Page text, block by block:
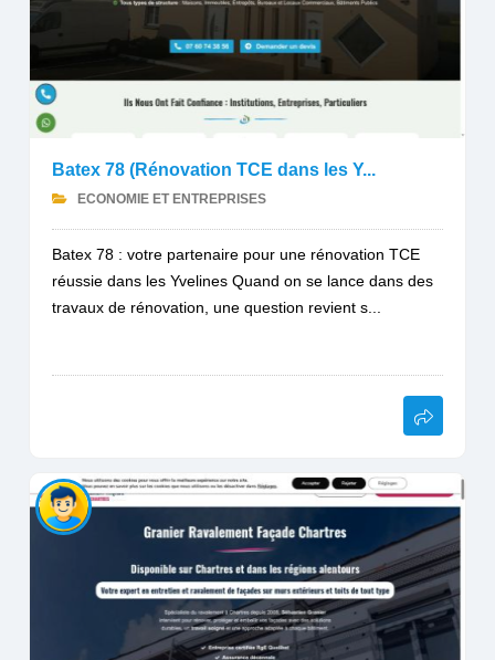
Batex 78 (Rénovation TCE dans les Y...
ECONOMIE ET ENTREPRISES
Batex 78 : votre partenaire pour une rénovation TCE
réussie dans les Yvelines Quand on se lance dans des
travaux de rénovation, une question revient s...